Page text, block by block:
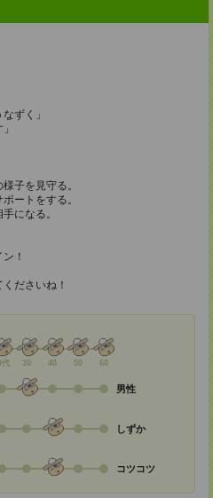
ずく」
子を見守る。
ートをする。
になる。
！
ださいね！
代 30 40 50 60
男性
しずか
コツコツ